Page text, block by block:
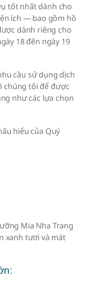
tốt nhất dành cho
ích — bao gồm hồ
dành riêng cho
18 đến ngày 19
cầu sử dụng dịch
chúng tôi để được
như các lựa chọn
hiểu của Quý
Mia Nha Trang
xanh tươi và mát